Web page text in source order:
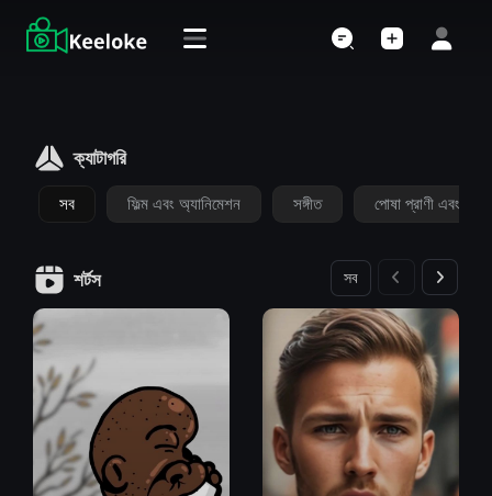
ক্যাটাগরি
সব ফিল্ম এবং অ্যানিমেশন সঙ্গীত পোষা প্রাণী এবং প্রাণী
শর্টস সব